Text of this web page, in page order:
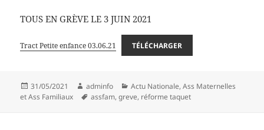
TOUS EN GRÈVE LE 3 JUIN 2021
Tract Petite enfance 03.06.21 TÉLÉCHARGER
Publié
le
31/05/2021 Auteur
adminfo Catégories
Actu Nationale,Ass Maternelles
et Ass Familiaux
Mots-
assfam,greve, réforme taquet